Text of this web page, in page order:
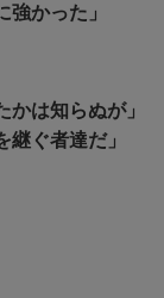
強かった」
かは知らぬが」
継ぐ者達だ」